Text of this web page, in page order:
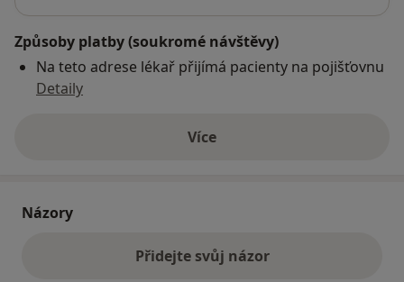
Způsoby platby (soukromé návštěvy)
Na teto adrese lékař přijímá pacienty na pojišťovnu
Detaily
Víceo adrese
Názory
Přidejte svůj názor